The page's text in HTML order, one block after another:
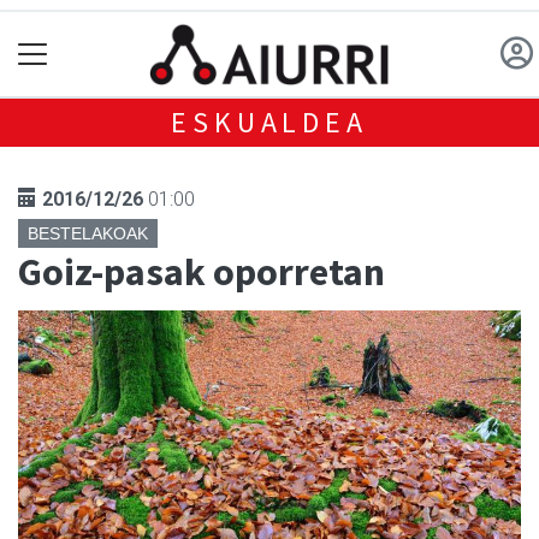
ESKUALDEA
2016/12/26 01:00
BESTELAKOAK
Goiz-pasak oporretan